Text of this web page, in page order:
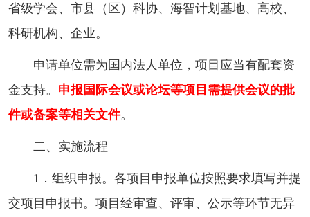
省级学会、市县（区）科协、海智计划基地、高校、
科研机构、企业。
申请单位需为国内法人单位，项目应当有配套资
金支持。 申报国际会议或论坛等项目需提供会议的批
件或备案等相关文件。
二、实施流程
1．组织申报。各项目申报单位按照要求填写并提
交项目申报书。项目经审查、评审、公示等环节无异